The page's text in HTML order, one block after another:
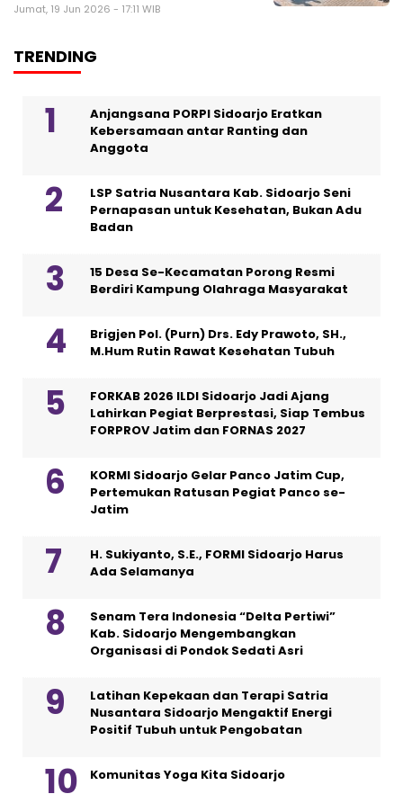
Jumat, 19 Jun 2026 - 17:11 WIB
TRENDING
Anjangsana PORPI Sidoarjo Eratkan
Kebersamaan antar Ranting dan
Anggota
LSP Satria Nusantara Kab. Sidoarjo Seni
Pernapasan untuk Kesehatan, Bukan Adu
Badan
15 Desa Se-Kecamatan Porong Resmi
Berdiri Kampung Olahraga Masyarakat
Brigjen Pol. (Purn) Drs. Edy Prawoto, SH.,
M.Hum Rutin Rawat Kesehatan Tubuh
FORKAB 2026 ILDI Sidoarjo Jadi Ajang
Lahirkan Pegiat Berprestasi, Siap Tembus
FORPROV Jatim dan FORNAS 2027
KORMI Sidoarjo Gelar Panco Jatim Cup,
Pertemukan Ratusan Pegiat Panco se-
Jatim
H. Sukiyanto, S.E., FORMI Sidoarjo Harus
Ada Selamanya
Senam Tera Indonesia “Delta Pertiwi”
Kab. Sidoarjo Mengembangkan
Organisasi di Pondok Sedati Asri
Latihan Kepekaan dan Terapi Satria
Nusantara Sidoarjo Mengaktif Energi
Positif Tubuh untuk Pengobatan
Komunitas Yoga Kita Sidoarjo